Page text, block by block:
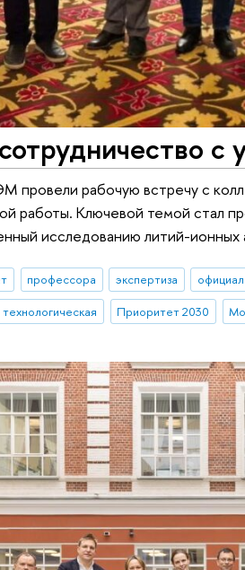
с
рабочую встречу с
работы. Ключевой темой стал
исследованию литий-ионных
профессора экспертиза
Приоритет 2030